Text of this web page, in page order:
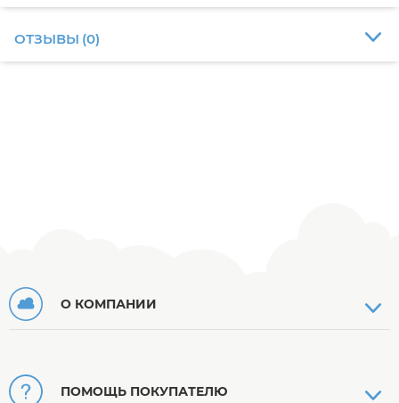
ОТЗЫВЫ (0)
О КОМПАНИИ
ПОМОЩЬ ПОКУПАТЕЛЮ